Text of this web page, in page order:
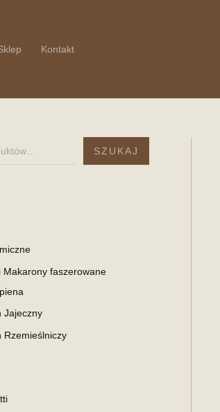
Kontakt
SZUKAJ
Makarony faszerowane
Jajeczny
Rzemieślniczy